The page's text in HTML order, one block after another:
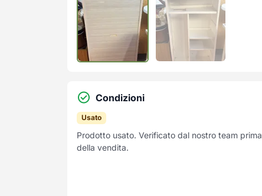
Condizioni
Usato
Prodotto usato. Verificato dal nostro team prima
della vendita.